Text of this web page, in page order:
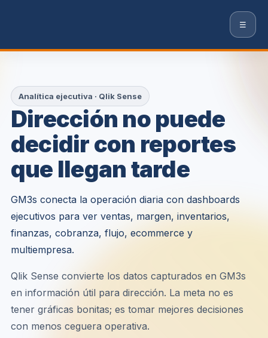
☰
Analítica ejecutiva · Qlik Sense
Dirección no puede
decidir con reportes
que llegan tarde
GM3s conecta la operación diaria con dashboards
ejecutivos para ver ventas, margen, inventarios,
finanzas, cobranza, flujo, ecommerce y
multiempresa.
Qlik Sense convierte los datos capturados en GM3s
en información útil para dirección. La meta no es
tener gráficas bonitas; es tomar mejores decisiones
con menos ceguera operativa.